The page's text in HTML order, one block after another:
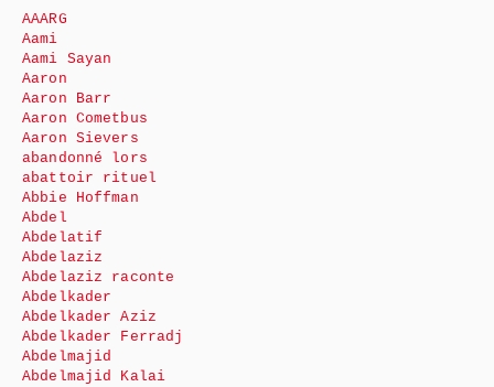
AAARG
Aami
Aami Sayan
Aaron
Aaron Barr
Aaron Cometbus
Aaron Sievers
abandonné lors
abattoir rituel
Abbie Hoffman
Abdel
Abdelatif
Abdelaziz
Abdelaziz raconte
Abdelkader
Abdelkader Aziz
Abdelkader Ferradj
Abdelmajid
Abdelmajid Kalai